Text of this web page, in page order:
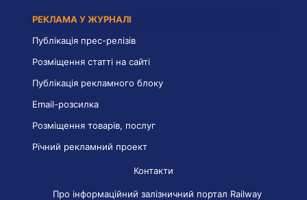
РЕКЛАМА У ЖУРНАЛІ
Публікація прес-релізів
Розміщення статті на сайті
Публікація рекламного блоку
Email-розсилка
Розміщення товарів, послуг
Річний рекламний проект
Контакти
Про інформаційний залізничний портал Railway